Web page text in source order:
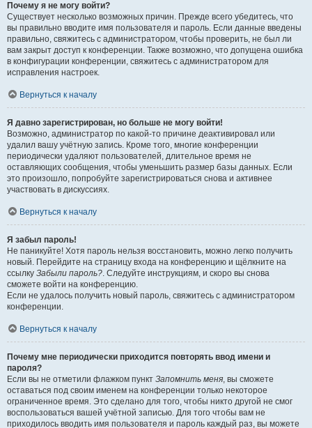
Почему я не могу войти?
Существует несколько возможных причин. Прежде всего убедитесь, что
вы правильно вводите имя пользователя и пароль. Если данные введены
правильно, свяжитесь с администратором, чтобы проверить, не был ли
вам закрыт доступ к конференции. Также возможно, что допущена ошибка
в конфигурации конференции, свяжитесь с администратором для
исправления настроек.
Вернуться к началу
Я давно зарегистрирован, но больше не могу войти!
Возможно, администратор по какой-то причине деактивировал или
удалил вашу учётную запись. Кроме того, многие конференции
периодически удаляют пользователей, длительное время не
оставляющих сообщения, чтобы уменьшить размер базы данных. Если
это произошло, попробуйте зарегистрироваться снова и активнее
участвовать в дискуссиях.
Вернуться к началу
Я забыл пароль!
Не паникуйте! Хотя пароль нельзя восстановить, можно легко получить
новый. Перейдите на страницу входа на конференцию и щёлкните на
ссылку Забыли пароль?. Следуйте инструкциям, и скоро вы снова
сможете войти на конференцию.
Если не удалось получить новый пароль, свяжитесь с администратором
конференции.
Вернуться к началу
Почему мне периодически приходится повторять ввод имени и
пароля?
Если вы не отметили флажком пункт Запомнить меня, вы сможете
оставаться под своим именем на конференции только некоторое
ограниченное время. Это сделано для того, чтобы никто другой не смог
воспользоваться вашей учётной записью. Для того чтобы вам не
приходилось вводить имя пользователя и пароль каждый раз, вы можете